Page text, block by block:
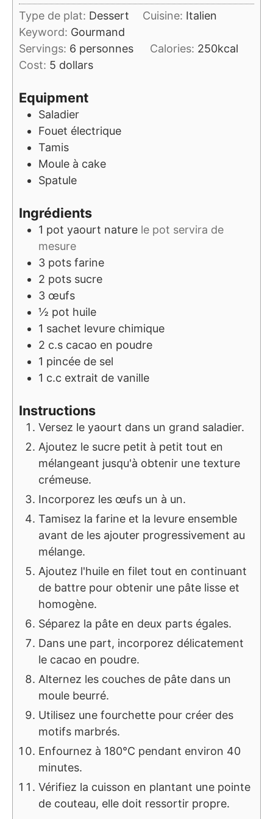
Type de plat: Dessert Cuisine: Italien
Keyword: Gourmand
Servings: 6 personnes Calories: 250kcal
Cost: 5 dollars
Equipment
Saladier
Fouet électrique
Tamis
Moule à cake
Spatule
Ingrédients
1 pot yaourt nature le pot servira de
mesure
3 pots farine
2 pots sucre
3 œufs
½ pot huile
1 sachet levure chimique
2 c.s cacao en poudre
1 pincée de sel
1 c.c extrait de vanille
Instructions
Versez le yaourt dans un grand saladier.
Ajoutez le sucre petit à petit tout en
mélangeant jusqu'à obtenir une texture
crémeuse.
Incorporez les œufs un à un.
Tamisez la farine et la levure ensemble
avant de les ajouter progressivement au
mélange.
Ajoutez l'huile en filet tout en continuant
de battre pour obtenir une pâte lisse et
homogène.
Séparez la pâte en deux parts égales.
Dans une part, incorporez délicatement
le cacao en poudre.
Alternez les couches de pâte dans un
moule beurré.
Utilisez une fourchette pour créer des
motifs marbrés.
Enfournez à 180°C pendant environ 40
minutes.
Vérifiez la cuisson en plantant une pointe
de couteau, elle doit ressortir propre.